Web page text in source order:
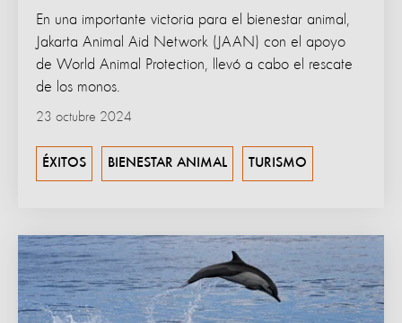
En una importante victoria para el bienestar animal,
Jakarta Animal Aid Network (JAAN) con el apoyo
de World Animal Protection, llevó a cabo el rescate
de los monos.
23 octubre 2024
ÉXITOS BIENESTAR ANIMAL TURISMO